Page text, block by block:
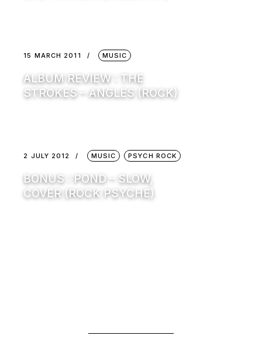
15 MARCH 2011 MUSIC
ALBUM REVIEW : THE
STROKES – ANGLES (ROCK)
2 JULY 2012 MUSIC PSYCH ROCK
BONUS : POND – SLOW,
COVER (ROCK PSYCHE)